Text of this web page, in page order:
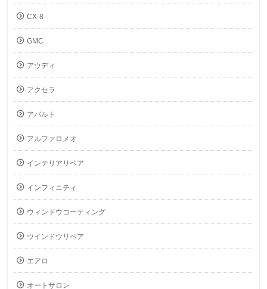
CX-8
GMC
アウディ
アクセラ
アバルト
アルファロメオ
インテリアリペア
インフィニティ
ウィンドウコーティング
ウインドウリペア
エアロ
オートサロン